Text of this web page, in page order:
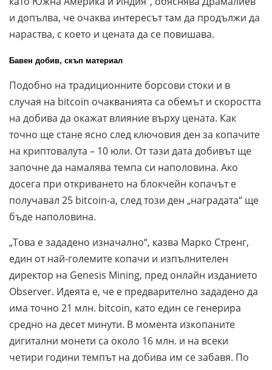
и допълва, че очаква интересът там да продължи да
нараства, с което и цената да се повишава.
Бавен добив, скъп материал
Подобно на традиционните борсови стоки и в
случая на bitcoin очакванията са обемът и скоростта
на добива да окажат влияние върху цената. Как
точно ще стане ясно след ключовия ден за копачите
на криптовалута – 10 юли. От тази дата добивът ще
започне да намалява темпа си наполовина. Ако
досега при откриването на блокчейн копачът е
получавал 25 bitcoin-a, след този ден „наградата“ ще
бъде наполовина.
„Това е зададено изначално“, казва Марко Стренг,
един от най-големите копачи и изпълнителен
директор на Genesis Mining, пред онлайн изданието
Observer. Идеята е, че е предварително зададено да
има точно 21 млн. bitcoin, като един се генерира
средно на десет минути. В момента изкопаните
дигитални монети са около 16 млн. и на всеки
четири години темпът на добива им се забавя. По